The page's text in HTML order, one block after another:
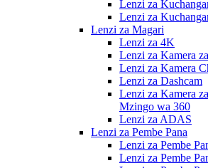
Lenzi za
Lenzi za
Lenzi za Magari
Lenzi za 4K
Lenzi za Kamera
Lenzi za Kamera
Lenzi za Dashcam
Lenzi za Kamera
Mzingo wa 360
Lenzi za ADAS
Lenzi za Pembe Pana
Lenzi za Pembe
Lenzi za Pembe